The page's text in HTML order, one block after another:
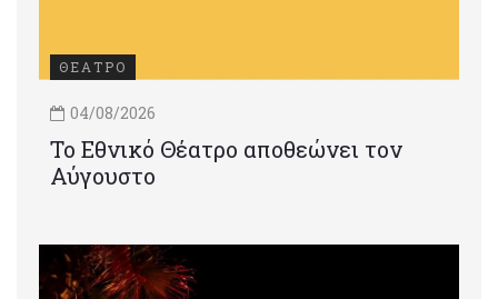
ΘΕΑΤΡΟ
04/08/2026
Το Εθνικό Θέατρο αποθεώνει τον
Αύγουστο